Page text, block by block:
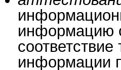
информацию
информации